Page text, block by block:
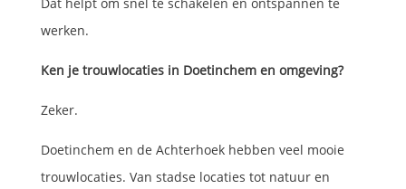
werken.
Ken je trouwlocaties in Doetinchem en omgeving?
Zeker.
Doetinchem en de Achterhoek hebben veel mooie
trouwlocaties. Van stadse locaties tot natuur en